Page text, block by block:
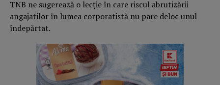
TNB ne sugerează o lecție în care riscul abrutizării
angajatilor în lumea corporatistă nu pare deloc unul
îndepărtat.